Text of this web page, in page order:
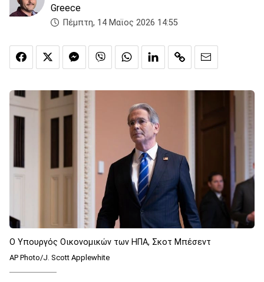
Greece
Πέμπτη, 14 Μαϊος 2026 14:55
Ο Υπουργός Οικονομικών των ΗΠΑ, Σκοτ ​​Μπέσεντ
AP Photo/J. Scott Applewhite